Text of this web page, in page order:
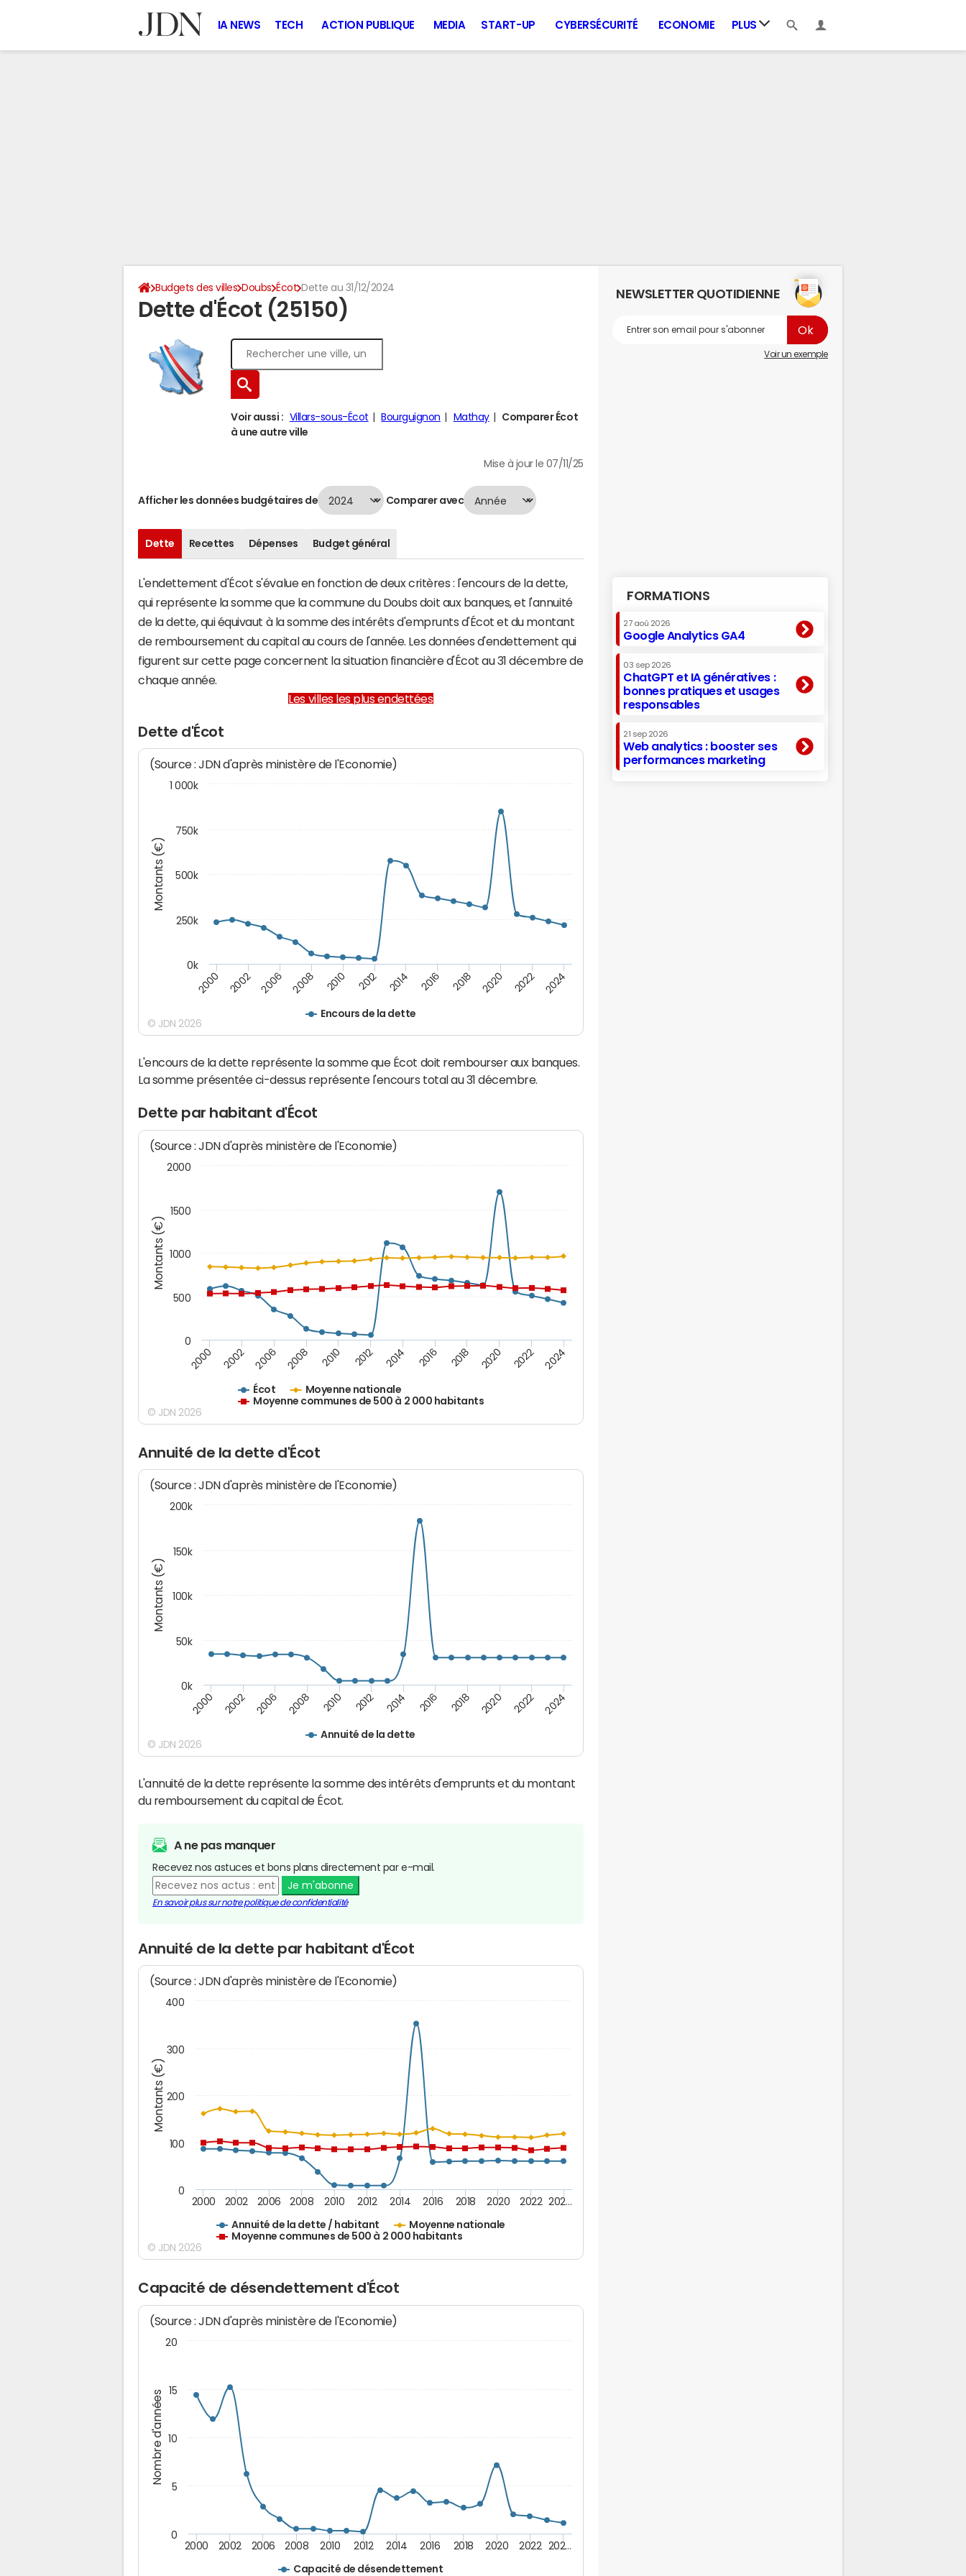
IA NEWS TECH ACTION PUBLIQUE MEDIA START-UP CYBERSÉCURITÉ ECONOMIE PLUS
Budgets des villes Doubs Écot Dette au 31/12/2024
Dette d'Écot (25150)
Voir aussi : Villars-sous-Écot Bourguignon Mathay
Comparer Écot
à une autre ville
Mise à jour le 07/11/25
Afficher les données budgétaires de Comparer avec
Dette Recettes Dépenses Budget général
L'endettement d'Écot s'évalue en fonction de deux critères : l'encours de la dette,
qui représente la somme que la commune du Doubs doit aux banques, et l'annuité
de la dette, qui équivaut à la somme des intérêts d'emprunts d'Écot et du montant
de remboursement du capital au cours de l'année. Les données d'endettement qui
figurent sur cette page concernent la situation financière d'Écot au 31 décembre de
chaque année.
Les villes les plus endettées
Dette d'Écot
Montants (€)
(Source : JDN d'après ministère de l'Economie)
Encours de la dette
2000 2002 2006 2008 2010 2012 2014 2016 2018 2020 2022 2024
0k
250k
500k
750k
1 000k
© JDN 2026
L'encours de la dette représente la somme que Écot doit rembourser aux banques.
La somme présentée ci-dessus représente l'encours total au 31 décembre.
Dette par habitant d'Écot
Montants (€)
(Source : JDN d'après ministère de l'Economie)
Écot
Moyenne nationale
Moyenne communes de 500 à 2 000 habitants
2000 2002 2006 2008 2010 2012 2014 2016 2018 2020 2022 2024
0
500
1000
1500
2000
© JDN 2026
Annuité de la dette d'Écot
Montants (€)
(Source : JDN d'après ministère de l'Economie)
Annuité de la dette
2000 2002 2006 2008 2010 2012 2014 2016 2018 2020 2022 2024
0k
50k
100k
150k
200k
© JDN 2026
L'annuité de la dette représente la somme des intérêts d'emprunts et du montant
du remboursement du capital de Écot.
A ne pas manquer
Recevez nos astuces et bons plans directement par e-mail.
Je m'abonne
En savoir plus sur notre politique de confidentialité
Annuité de la dette par habitant d'Écot
Montants (€)
(Source : JDN d'après ministère de l'Economie)
Annuité de la dette / habitant
Moyenne nationale
Moyenne communes de 500 à 2 000 habitants
2000 2002 2006 2008 2010 2012 2014 2016 2018 2020 2022 202…
0
100
200
300
400
© JDN 2026
Capacité de désendettement d'Écot
Nombre d'années
(Source : JDN d'après ministère de l'Economie)
Capacité de désendettement
2000 2002 2006 2008 2010 2012 2014 2016 2018 2020 2022 202…
0
5
10
15
20
NEWSLETTER QUOTIDIENNE
Voir un exemple
FORMATIONS
27 aoû 2026
Google Analytics GA4
03 sep 2026
ChatGPT et IA génératives :
bonnes pratiques et usages
responsables
21 sep 2026
Web analytics : booster ses
performances marketing